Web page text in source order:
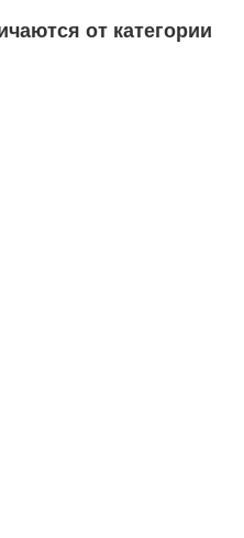
от категории